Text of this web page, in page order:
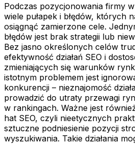
Podczas pozycjonowania firmy
wiele pułapek i błędów, których
osiągnąć zamierzone cele.
błędów jest brak strategii lub
Bez jasno określonych celów
efektywność działań SEO i
zmieniających się warunków
istotnym problemem jest
konkurencji – nieznajomość
prowadzić do utraty przewagi
w rankingach. Ważne jest
hat SEO, czyli nieetycznych
sztuczne podniesienie pozycji
wyszukiwania. Takie działania